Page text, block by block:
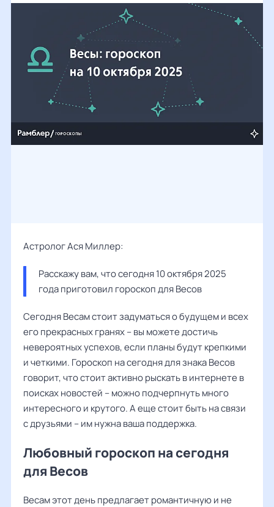
Астролог Ася Миллер:
Расскажу вам, что сегодня 10 октября 2025
года приготовил гороскоп для Весов
Сегодня Весам стоит задуматься о будущем и всех
его прекрасных гранях – вы можете достичь
невероятных успехов, если планы будут крепкими
и четкими. Гороскоп на сегодня для знака Весов
говорит, что стоит активно рыскать в интернете в
поисках новостей – можно подчерпнуть много
интересного и крутого. А еще стоит быть на связи
с друзьями – им нужна ваша поддержка.
Любовный гороскоп на сегодня
для Весов
Весам этот день предлагает романтичную и не